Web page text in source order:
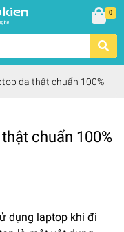
0
da thật chuẩn 100%
chuẩn 100%
dụng laptop khi đi